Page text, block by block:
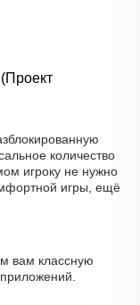
количество
игроку не нужно
игры, ещё
вам классную